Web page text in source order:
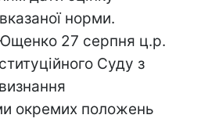
норми.
27 серпня ц.р.
Суду з
окремих положень